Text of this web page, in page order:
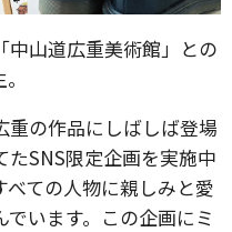
山道広重美術館」との
重の作品にしばしば登場
SNS限定企画を実施中
ての人物に親しみと愛
います。この企画にミ